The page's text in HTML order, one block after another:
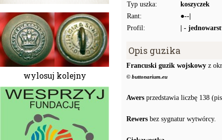
wylosuj kolejny
Typ uszka:
koszyczek
Rant:
●--|
Profil:
| -
Opis guzika
Francuski guzik wojskowy z
© buttonarium.eu
Awers przedstawia liczbę 138
Rewers bez sygnatur wytwórcy.